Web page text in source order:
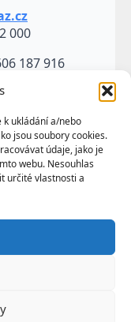
k ukládání a/nebo
jsou soubory cookies.
údaje, jako je
webu. Nesouhlas
určité vlastnosti a
000
187 916
uvedené na
výtvorem a
sanace s.r.o.
požívají